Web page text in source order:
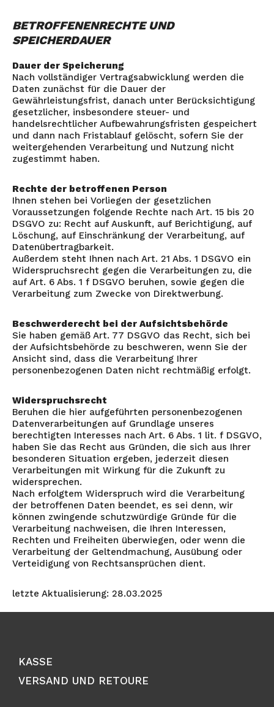
BETROFFENENRECHTE UND
SPEICHERDAUER
Dauer der Speicherung
Nach vollständiger Vertragsabwicklung werden die
Daten zunächst für die Dauer der
Gewährleistungsfrist, danach unter Berücksichtigung
gesetzlicher, insbesondere steuer- und
handelsrechtlicher Aufbewahrungsfristen gespeichert
und dann nach Fristablauf gelöscht, sofern Sie der
weitergehenden Verarbeitung und Nutzung nicht
zugestimmt haben.
Rechte der betroffenen Person
Ihnen stehen bei Vorliegen der gesetzlichen
Voraussetzungen folgende Rechte nach Art. 15 bis 20
DSGVO zu: Recht auf Auskunft, auf Berichtigung, auf
Löschung, auf Einschränkung der Verarbeitung, auf
Datenübertragbarkeit.
Außerdem steht Ihnen nach Art. 21 Abs. 1 DSGVO ein
Widerspruchsrecht gegen die Verarbeitungen zu, die
auf Art. 6 Abs. 1 f DSGVO beruhen, sowie gegen die
Verarbeitung zum Zwecke von Direktwerbung.
Beschwerderecht bei der Aufsichtsbehörde
Sie haben gemäß Art. 77 DSGVO das Recht, sich bei
der Aufsichtsbehörde zu beschweren, wenn Sie der
Ansicht sind, dass die Verarbeitung Ihrer
personenbezogenen Daten nicht rechtmäßig erfolgt.
Widerspruchsrecht
Beruhen die hier aufgeführten personenbezogenen
Datenverarbeitungen auf Grundlage unseres
berechtigten Interesses nach Art. 6 Abs. 1 lit. f DSGVO,
haben Sie das Recht aus Gründen, die sich aus Ihrer
besonderen Situation ergeben, jederzeit diesen
Verarbeitungen mit Wirkung für die Zukunft zu
widersprechen.
Nach erfolgtem Widerspruch wird die Verarbeitung
der betroffenen Daten beendet, es sei denn, wir
können zwingende schutzwürdige Gründe für die
Verarbeitung nachweisen, die Ihren Interessen,
Rechten und Freiheiten überwiegen, oder wenn die
Verarbeitung der Geltendmachung, Ausübung oder
Verteidigung von Rechtsansprüchen dient.
letzte Aktualisierung: 28.03.2025
KASSE
VERSAND UND RETOURE